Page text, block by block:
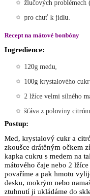
žlučových problémech
pro chuť k jídlu.
Recept na mátové bonbóny
Ingredience:
120g medu,
100g krystalového
2 lžíce velmi silného
šťáva z poloviny
Postup:
Med, krystalový cukr a
zkoušce drátěným očkem
kapka cukru s medem na
mátového čaje nebo 2
povaříme a pak hmotu
desku, mokrým nebo
ztuhnutí ji ukládáme do